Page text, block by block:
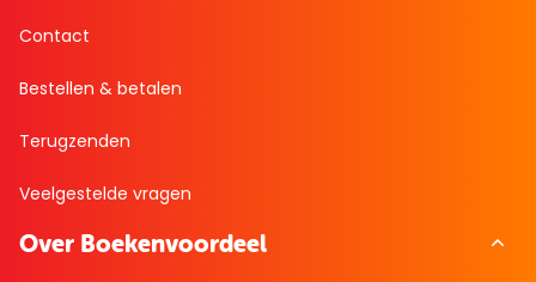
Contact
Bestellen & betalen
Terugzenden
Veelgestelde vragen
Over Boekenvoordeel